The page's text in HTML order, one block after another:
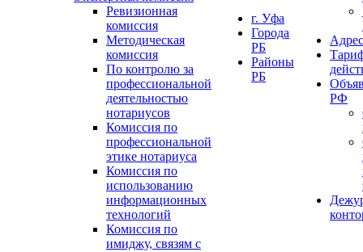
Ревизионная
комиссия
Методическая
комиссия
По контролю за
профессиональной
деятельностью
нотариусов
Комиссия по
профессиональной
этике нотариуса
Комиссия по
использованию
информационных
технологий
Комиссия по
имиджу, связям с
г. Уфа
Города
РБ
Районы
РБ
РФ